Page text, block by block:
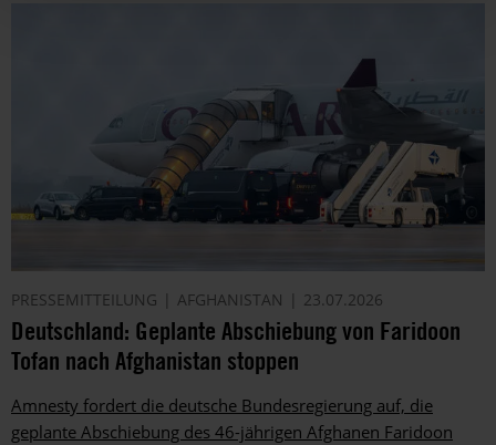
PRESSEMITTEILUNG AFGHANISTAN 23.07.2026
Deutschland: Geplante Abschiebung von Faridoon
Tofan nach Afghanistan stoppen
Amnesty fordert die deutsche Bundesregierung auf, die
geplante Abschiebung des 46-jährigen Afghanen Faridoon